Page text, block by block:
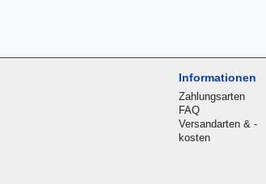
Informationen
Zahlungsarten
FAQ
Versandarten & -
kosten